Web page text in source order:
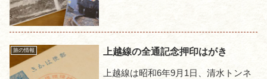
旅の情報 上越線の全通記念押印はがき
上越線は昭和6年9月1日、清水トンネ